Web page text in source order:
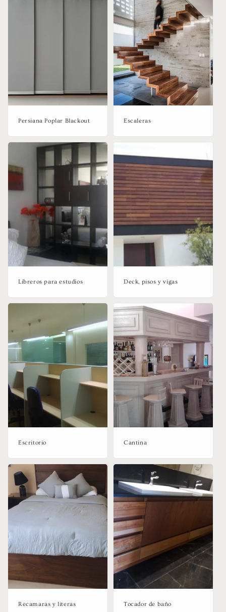
Persiana Poplar Blackout Escaleras
Libreros para estudios Deck, pisos y vigas
Escritorio Cantina
Recamaras y literas Tocador de baño